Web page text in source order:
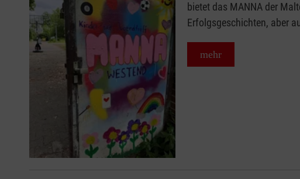
bietet das MANNA der
Erfolgsgeschichten, aber
mehr